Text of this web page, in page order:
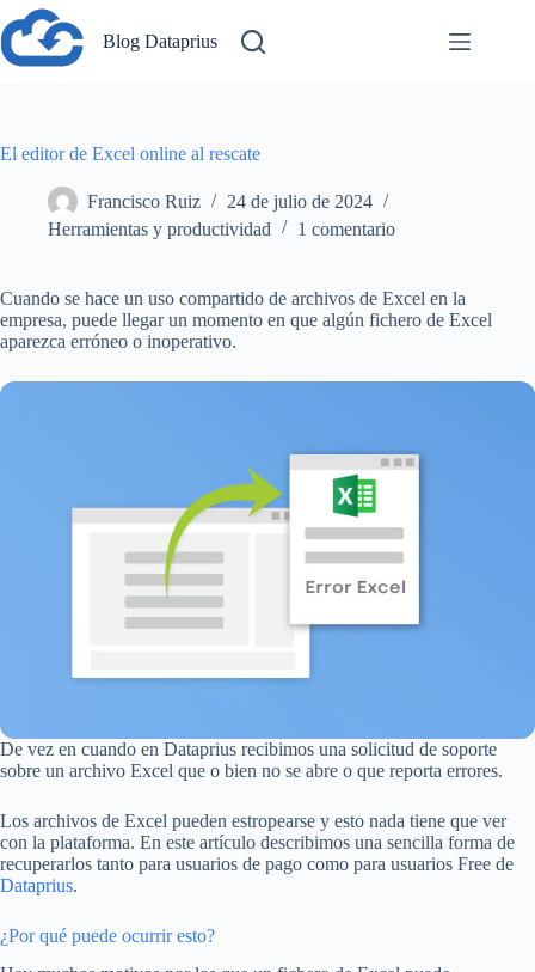
Saltar
al
contenido
Blog Dataprius
El editor de Excel online al rescate
Francisco Ruiz
24 de julio de 2024
Herramientas y productividad
1 comentario
Cuando se hace un uso compartido de archivos de Excel en la
empresa, puede llegar un momento en que algún fichero de Excel
aparezca erróneo o inoperativo.
De vez en cuando en Dataprius recibimos una solicitud de soporte
sobre un archivo Excel que o bien no se abre o que reporta errores.
Los archivos de Excel pueden estropearse y esto nada tiene que ver
con la plataforma. En este artículo describimos una sencilla forma de
recuperarlos tanto para usuarios de pago como para usuarios Free de
Dataprius.
¿Por qué puede ocurrir esto?